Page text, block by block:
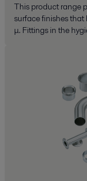
This product range
surface finishes
μ. Fittings in the